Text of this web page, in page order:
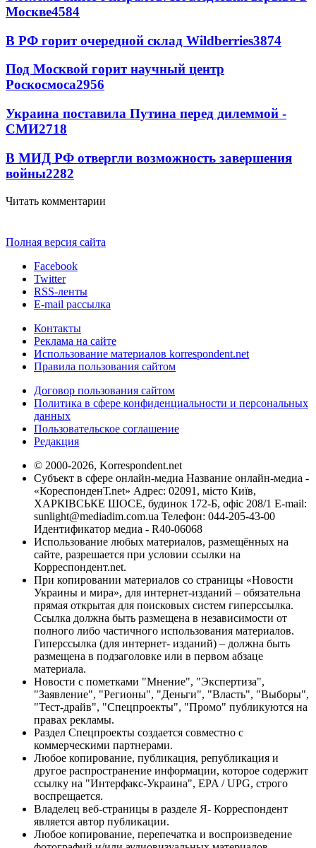
Москве4584
В РФ горит очередной склад Wildberries3874
Под Москвой горит научный центр
Роскосмоса2956
Украина поставила Путина перед дилеммой -
СМИ2718
В МИД РФ отвергли возможность завершения
войны2282
Читать комментарии
Полная версия сайта
Facebook
Twitter
RSS-ленты
E-mail рассылка
Контакты
Реклама на сайте
Использование материалов korrespondent.net
Правила пользования сайтом
Договор пользования сайтом
Политика в сфере конфиденциальности и персональных
данных
Пользовательское соглашение
Редакция
© 2000-2026, Korrespondent.net
Субъект в сфере онлайн-медиа Название онлайн-медиа -
«КореспонденТ.net» Адрес: 02091, місто Київ,
ХАРКІВСЬКЕ ШОСЕ, будинок 172-Б, офіс 208/1 E-mail:
sunlight@mediadim.com.ua Телефон: 044-205-43-00
Идентификатор медиа - R40-06068
Использование любых материалов, размещённых на
сайте, разрешается при условии ссылки на
Корреспондент.net.
При копировании материалов со страницы «Новости
Украины и мира», для интернет-изданий – обязательна
прямая открытая для поисковых систем гиперссылка.
Ссылка должна быть размещена в независимости от
полного либо частичного использования материалов.
Гиперссылка (для интернет- изданий) – должна быть
размещена в подзаголовке или в первом абзаце
материала.
Новости с пометками "Мнение", "Экспертиза",
"Заявление", "Регионы", "Деньги", "Власть", "Выборы",
"Тест-драйв", "Спецпроекты", "Промо" публикуются на
правах рекламы.
Раздел Спецпроекты создается совместно с
коммерческими партнерами.
Любое копирование, публикация, републикация и
другое распространение информации, которое содержит
ссылку на "Интерфакс-Украина", EPA / UPG, строго
воспрещается.
Владелец веб-страницы в разделе Я- Корреспондент
является автор публикации.
Любое копирование, перепечатка и воспроизведение